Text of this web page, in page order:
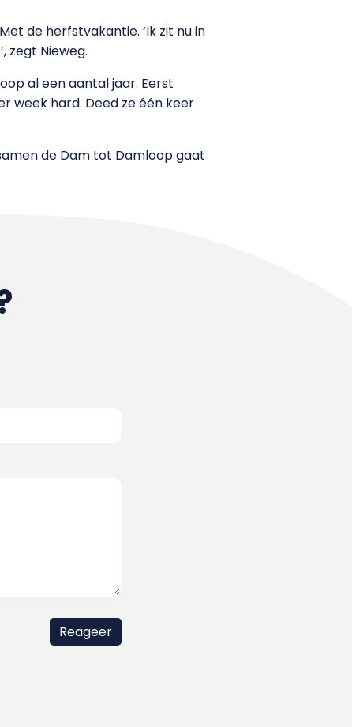
de herfstvakantie. ‘Ik zit nu in
zegt Nieweg.
al een aantal jaar. Eerst
week hard. Deed ze één keer
de Dam tot Damloop gaat